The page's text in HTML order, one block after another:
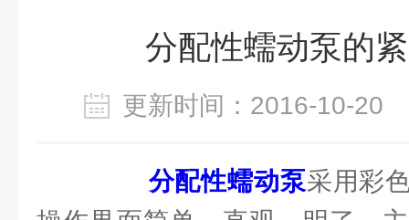
分配性蠕动泵的
更新时间：2016-10-
分配性蠕动泵采用彩